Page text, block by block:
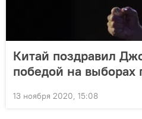
Китай поздравил
победой на
13 ноября 2020, 15:08